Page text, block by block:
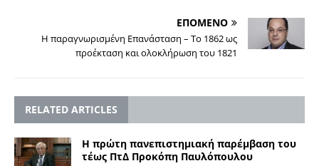
ΕΠΟΜΕΝΟ
Η παραγνωρισμένη Επανάσταση – Το 1862 ως
προέκταση και ολοκλήρωση του 1821
RELATED ARTICLES
Η πρώτη πανεπιστημιακή παρέμβαση του
τέως ΠτΔ Προκόπη Παυλόπουλου